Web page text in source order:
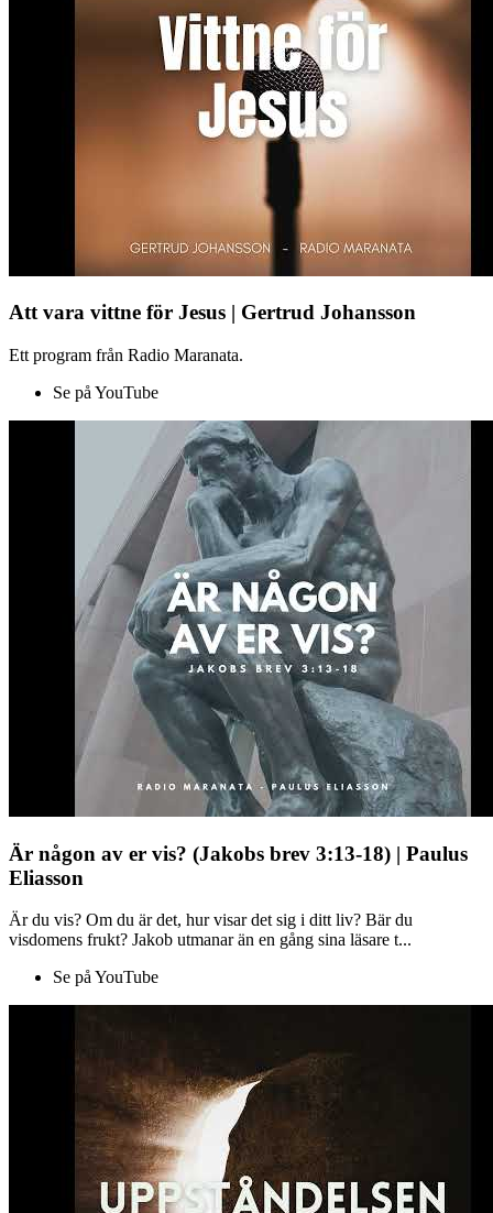
Att vara vittne för Jesus | Gertrud Johansson
Ett program från Radio Maranata.
Se på YouTube
Är någon av er vis? (Jakobs brev 3:13-18) | Paulus
Eliasson
Är du vis? Om du är det, hur visar det sig i ditt liv? Bär du
visdomens frukt? Jakob utmanar än en gång sina läsare t...
Se på YouTube